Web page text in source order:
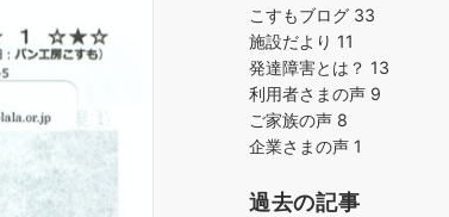
こすもブログ 33
施設だより 11
発達障害とは？ 13
利用者さまの声 9
ご家族の声 8
企業さまの声 1
過去の記事